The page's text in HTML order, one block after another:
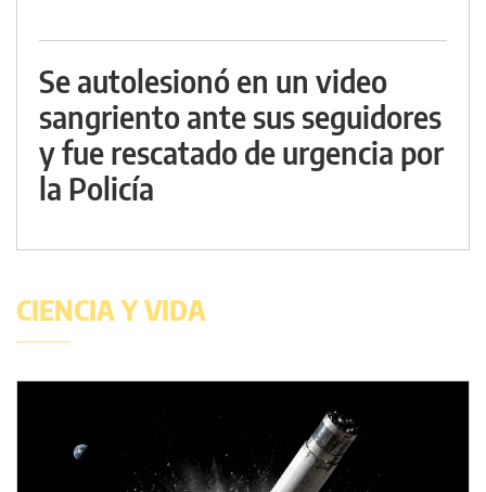
Se autolesionó en un video
sangriento ante sus seguidores
y fue rescatado de urgencia por
la Policía
CIENCIA Y VIDA